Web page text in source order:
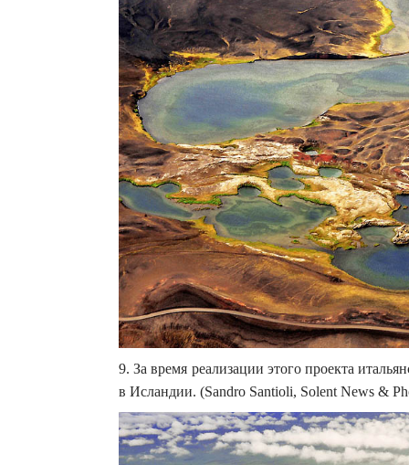
9. За время реализации этого проекта
в Исландии. (Sandro Santioli, Solent News &